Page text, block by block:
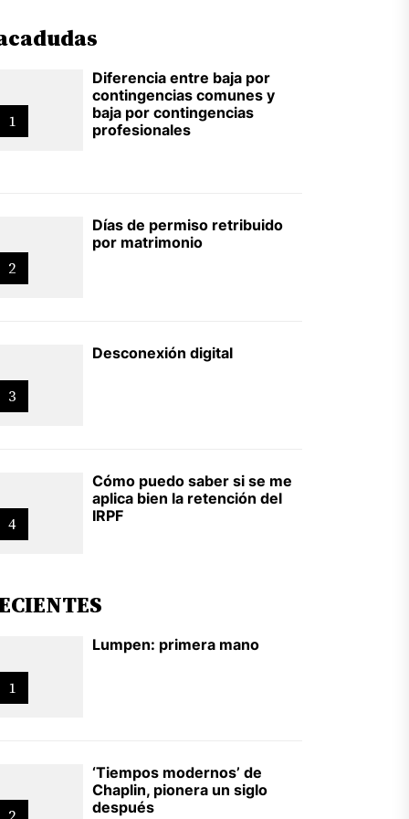
1
Diferencia entre baja por
contingencias comunes y
baja por contingencias
profesionales
2
Días de permiso retribuido
por matrimonio
3
Desconexión digital
4
Cómo puedo saber si se me
aplica bien la retención del
IRPF
1
Lumpen: primera mano
‘Tiempos modernos’ de
Chaplin, pionera un siglo
después